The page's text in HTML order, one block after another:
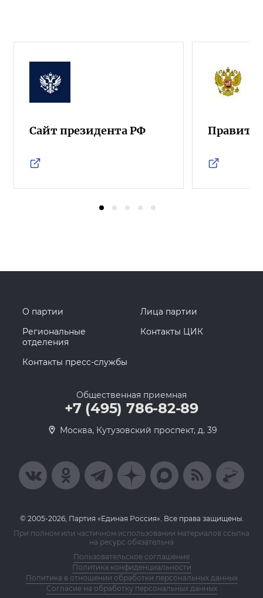
Сайт президента РФ
О партии
Лица партии
Региональные
отделения
Контакты ЦИК
Контакты пресс-службы
Общественная приемная
+7 (495) 786-82-89
Москва, Кутузовский проспект, д. 39
© 2005-2026, Партия «Единая Россия». Все права защищены.
При полном или частичном использовании материалов ссылка
на ресурс обязательна
Пользовательское соглашение
Политика конфиденциальности
Политика в отношении обработки персональных данных
Согласие на обработку персональных данных